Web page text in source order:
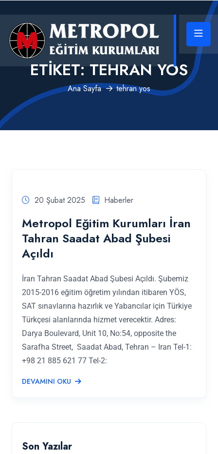
ETIKET:TEHRAN YOS
Ana Sayfa tehran yos
20 Şubat 2025 Haberler
Metropol Eğitim Kurumları İran
Tahran Saadat Abad Şubesi
Açıldı
İran Tahran Saadat Abad Şubesi Açıldı. Şubemiz
2015-2016 eğitim öğretim yılından itibaren YÖS,
SAT sınavlarına hazırlık ve Yabancılar için Türkiye
Türkçesi alanlarında hizmet verecektir. Adres:
Darya Boulevard, Unit 10, No:54, opposite the
Sarafha Street, Saadat Abad, Tehran – Iran Tel-1:
+98 21 885 621 77 Tel-2:
DEVAMINI OKU
Son Yazılar